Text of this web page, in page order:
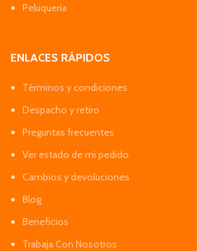
Peluquería
ENLACES RÁPIDOS
Términos y condiciones
Despacho y retiro
Preguntas frecuentes
Ver estado de mi pedido
Cambios y devoluciones
Blog
Beneficios
Trabaja Con Nosotros